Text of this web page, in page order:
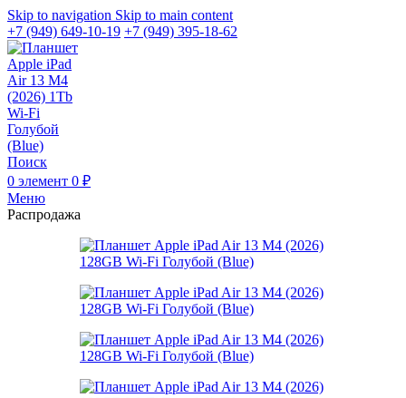
Skip to navigation Skip to main content
+7 (949) 649-10-19 +7 (949) 395-18-62
Поиск
0 элемент 0 ₽
Меню
Распродажа